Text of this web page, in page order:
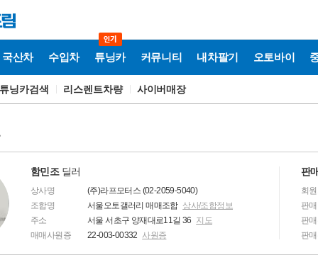
국산차 수입차 튜닝카 커뮤니티 내차팔기 오토바이
닝카검색 리스렌트차량 사이버매장
함민조딜러
상사명
(주)라프모터스 (02-2059-5040)
조합명
서울오토갤러리 매매조합 상사/조합정보
주소
서울 서초구 양재대로11길 36 지도
매매사원증
22-003-00332 사원증
판
회
판
판
판